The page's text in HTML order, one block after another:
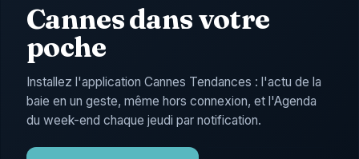
Cannes dans votre
poche
Installez l'application Cannes Tendances : l'actu de la
baie en un geste, même hors connexion, et l'Agenda
du week-end chaque jeudi par notification.